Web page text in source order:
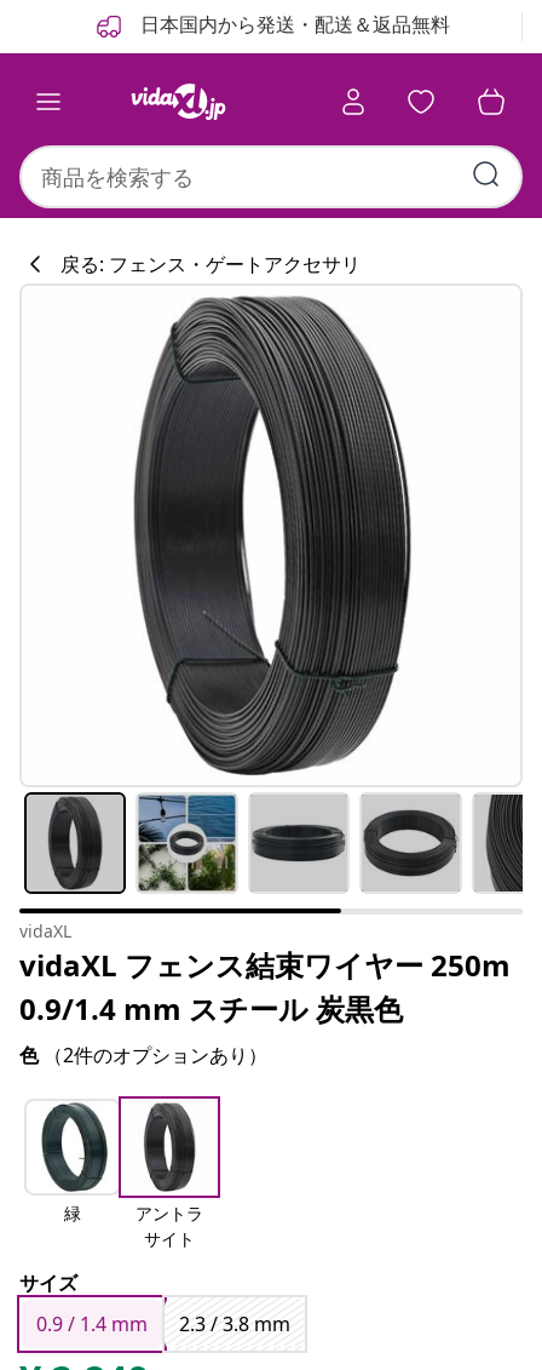
日本国内から発送・配送＆返品無料
戻る: フェンス・ゲートアクセサリ
vidaXL
vidaXL フェンス結束ワイヤー 250m
0.9/1.4 mm スチール 炭黒色
色 （2件のオプションあり）
緑
アントラ
サイト
サイズ
0.9 / 1.4 mm
2.3 / 3.8 mm